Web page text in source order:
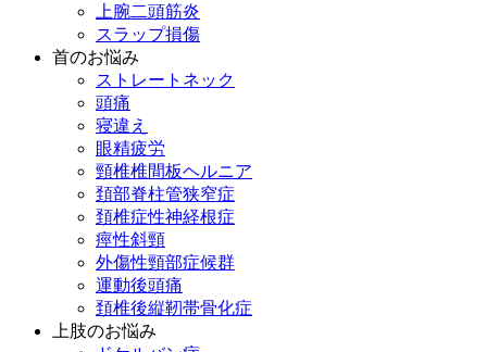
上腕二頭筋炎
スラップ損傷
首のお悩み
ストレートネック
頭痛
寝違え
眼精疲労
頸椎椎間板ヘルニア
頚部脊柱管狭窄症
頚椎症性神経根症
痙性斜頸
外傷性頸部症候群
運動後頭痛
頚椎後縦靭帯骨化症
上肢のお悩み